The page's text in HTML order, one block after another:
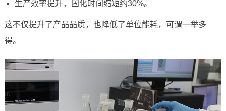
生产效率提升，固化时间缩短约30%。
这不仅提升了产品品质，也降低了单位能耗，可谓一举多
得。